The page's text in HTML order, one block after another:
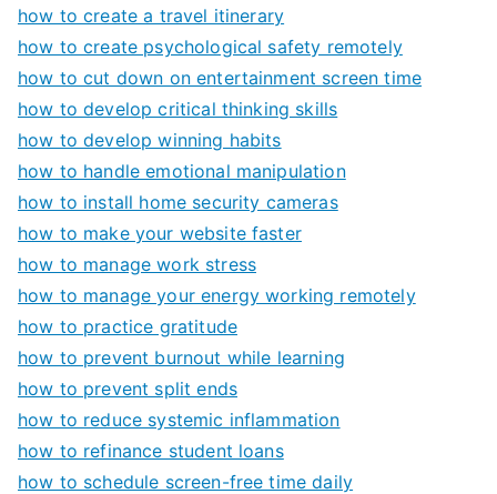
how to create a travel itinerary
how to create psychological safety remotely
how to cut down on entertainment screen time
how to develop critical thinking skills
how to develop winning habits
how to handle emotional manipulation
how to install home security cameras
how to make your website faster
how to manage work stress
how to manage your energy working remotely
how to practice gratitude
how to prevent burnout while learning
how to prevent split ends
how to reduce systemic inflammation
how to refinance student loans
how to schedule screen-free time daily